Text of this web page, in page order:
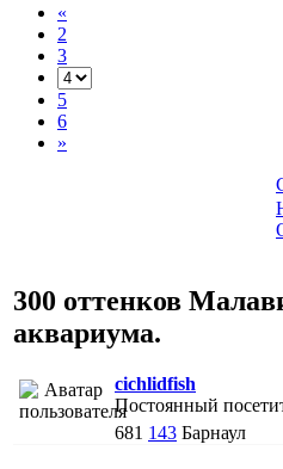
«
2
3
5
6
»
300 оттенков
аквариума.
cichlidfish
Постоянный
681 143 Барнаул